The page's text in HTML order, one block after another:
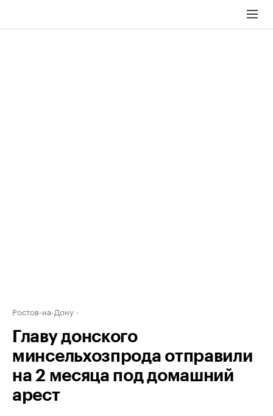
Ростов-на-Дону
Главу донского
минсельхозпрода отправили
на 2 месяца под домашний
арест